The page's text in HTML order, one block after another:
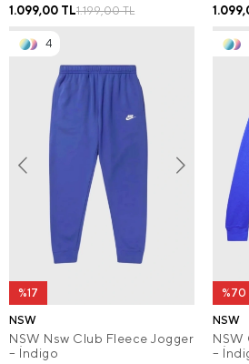
1.199,00 TL
1.099,00 TL
4
%17
NSW
NSW Nsw Club Fleece Jogger
– İndigo
%70
NSW
NSW
–